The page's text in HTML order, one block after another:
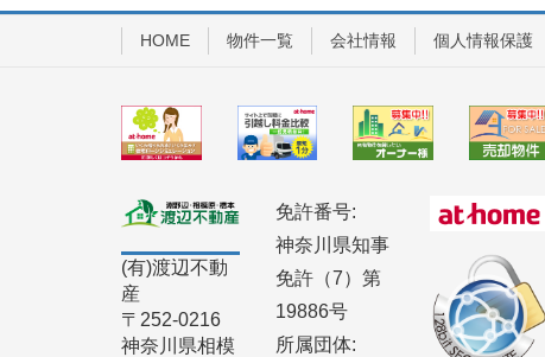
HOME 物件一覧 会社情報 個人情報保護
(有)渡辺不動
産
〒252-0216
神奈川県相模
免許番号:
神奈川県知事
免許（7）第
19886号
所属団体: